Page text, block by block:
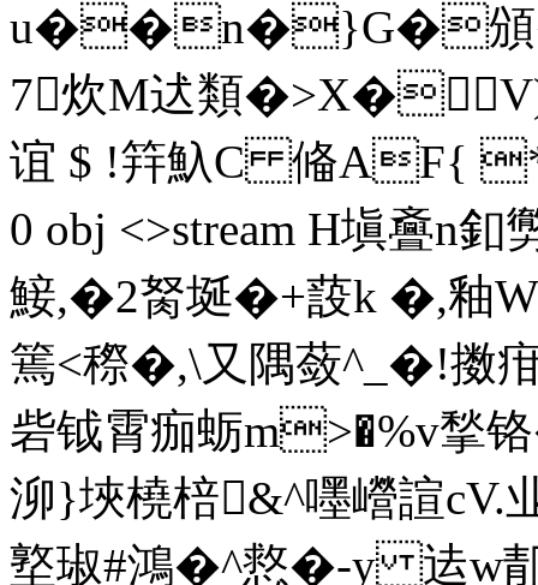
u��n�}G�頒
7炊M迖類
谊 $ !筓魞C 偹AF{
0 obj <>stream H塡斖n釦
鯜,�2胬埏�+蔎k �,釉
篶<穄�,\又隅蔹^_�!擞疳
砦钺霄痂蛎m>�%v揫
泖}埉橈棓&^嚜巆諠
墪琡#鴻� ^慦�-y 迲